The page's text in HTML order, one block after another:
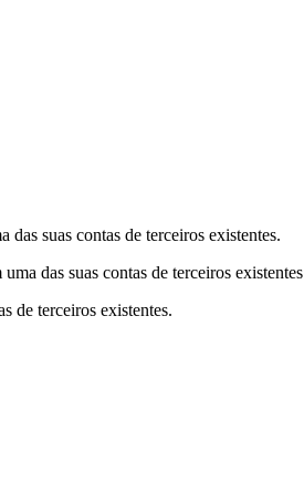
suas contas de terceiros existentes.
das suas contas de terceiros existentes
de terceiros existentes.